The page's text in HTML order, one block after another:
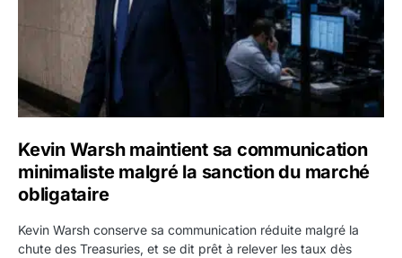
Kevin Warsh maintient sa communication
minimaliste malgré la sanction du marché
obligataire
Kevin Warsh conserve sa communication réduite malgré la
chute des Treasuries, et se dit prêt à relever les taux dès